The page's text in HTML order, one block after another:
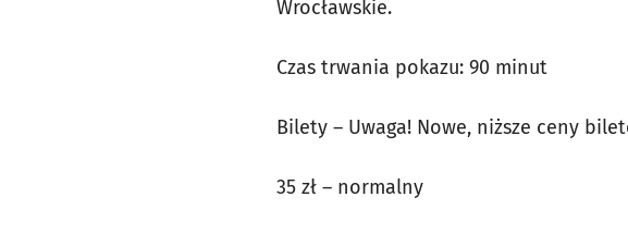
Wrocławskie.
Czas trwania pokazu: 90 minut
Bilety – Uwaga! Nowe, niższe ceny
35 zł – normalny